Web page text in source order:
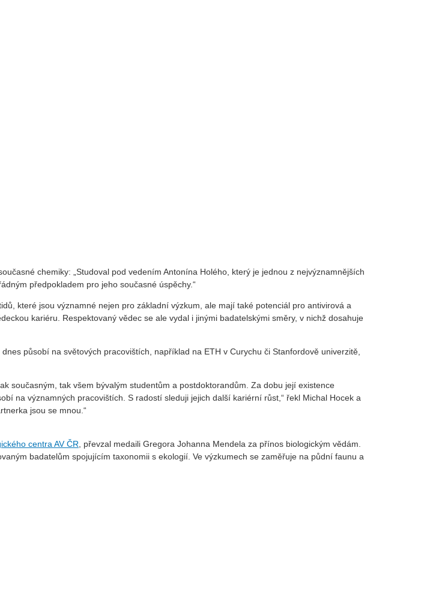
chemiky: „Studoval pod vedením Antonína Holého, který je jednou z nejvýznamnějších
předpokladem pro jeho současné úspěchy.“
které jsou významné nejen pro základní výzkum, ale mají také potenciál pro antivirová a
kariéru. Respektovaný vědec se ale vydal i jinými badatelskými směry, v nichž dosahuje
působí na světových pracovištích, například na ETH v Curychu či Stanfordově univerzitě,
současným, tak všem bývalým studentům a postdoktorandům. Za dobu její existence
na významných pracovištích. S radostí sleduji jejich další kariérní růst,“ řekl Michal Hocek a
jsou se mnou.“
centra AV ČR, převzal medaili Gregora Johanna Mendela za přínos biologickým vědám.
badatelům spojujícím taxonomii s ekologií. Ve výzkumech se zaměřuje na půdní faunu a